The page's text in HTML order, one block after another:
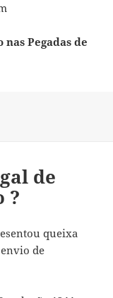
nas Pegadas de
de
?
queixa
de